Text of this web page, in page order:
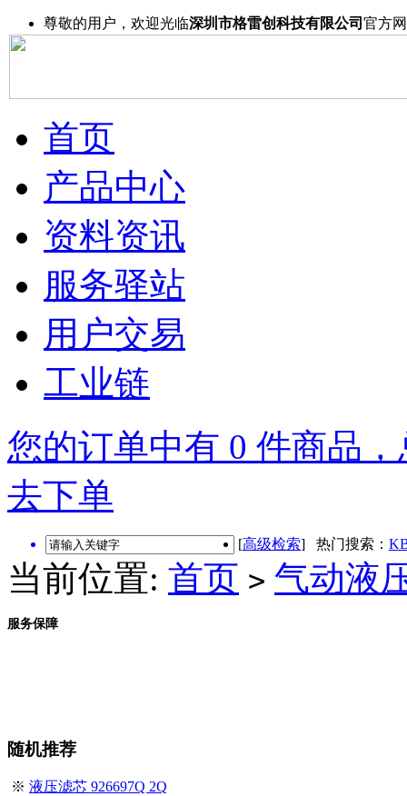
尊敬的用户，欢迎光临深圳市格雷创科技有限公司 官方
首页
产品中心
资料资讯
服务驿站
用户交易
工业链
您的订单中有 0 件商品
去下单
[高级检索] 热门搜索：
当前位置: 首页 > 气动液
服务保障
随机推荐
※ 液压滤芯 926697Q 2Q